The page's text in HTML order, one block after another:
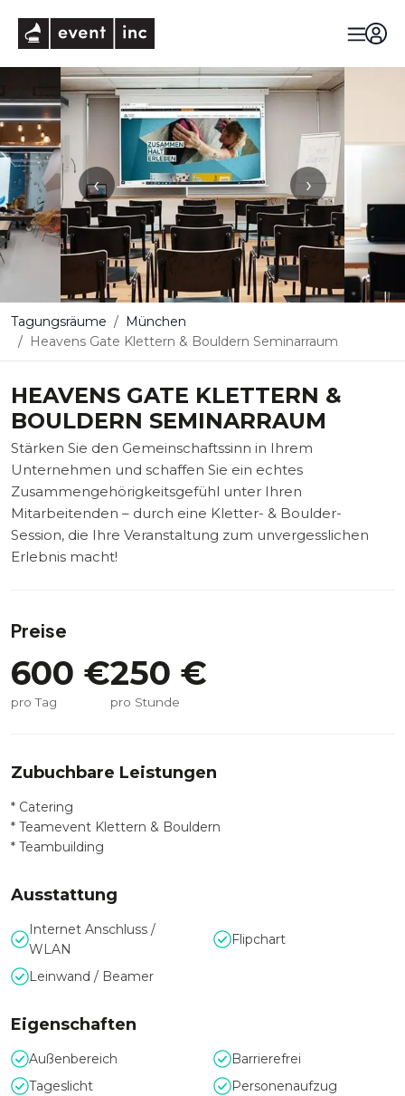
‹ ›
Tagungsräume
München
Heavens Gate Klettern & Bouldern Seminarraum
HEAVENS GATE KLETTERN &
BOULDERN SEMINARRAUM
Stärken Sie den Gemeinschaftssinn in Ihrem
Unternehmen und schaffen Sie ein echtes
Zusammengehörigkeitsgefühl unter Ihren
Mitarbeitenden – durch eine Kletter- & Boulder-
Session, die Ihre Veranstaltung zum unvergesslichen
Erlebnis macht!
Preise
600 €
pro Tag
250 €
pro Stunde
Zubuchbare Leistungen
* Catering
* Teamevent Klettern & Bouldern
* Teambuilding
Ausstattung
Internet Anschluss /
WLAN
Flipchart
Leinwand / Beamer
Eigenschaften
Außenbereich
Barrierefrei
Tageslicht
Personenaufzug